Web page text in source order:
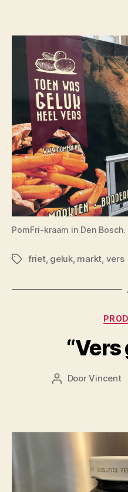
PomFri-kraam in Den Bosch.
Tagsfriet, geluk, markt, vers
“Vers
Berichtauteur
DoorVincent